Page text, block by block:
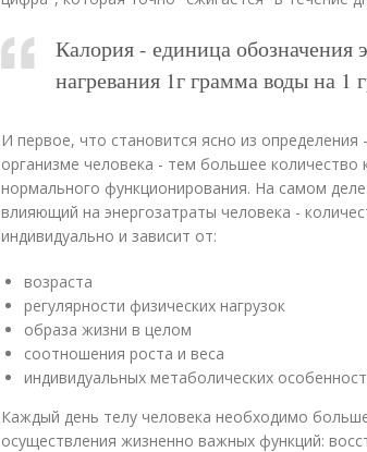
Калория - единица обозначения
нагревания 1г грамма воды на 1
И первое, что становится ясно из
организме человека - тем большее
нормального функционирования. На самом
влияющий на энергозатраты человека -
индивидуально и зависит от:
возраста
регулярности физических нагрузок
образа жизни в целом
соотношения роста и веса
индивидуальных метаболических
Каждый день телу человека необходимо
осуществления жизненно важных функций: